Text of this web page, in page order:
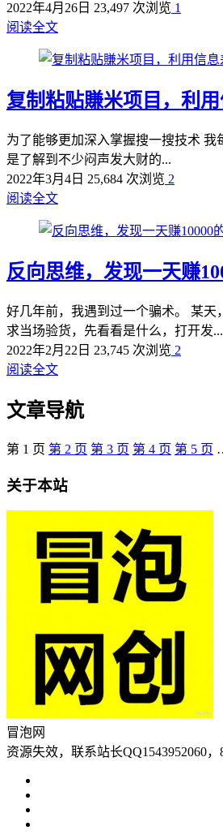
2022年4月26日 23,497 次浏览 1
阅读全文
复制粘贴賺米项目，利
为了能够更加深入掌握搜一搜技术
是了解到不少闷声发大财的...
2022年3月4日 25,684 次浏览 2
阅读全文
反向思维，发现一天赚
好几年前，我遇到过一个骗术。 某
求当场验货，先看看是什么，打开发...
2022年2月22日 23,745 次浏览 2
阅读全文
文章导航
第 1 页 第 2 页 第 3 页 第 4 页 第 5 页
关于本站
冒泡网
资源失效，联系站长QQ1543952060，